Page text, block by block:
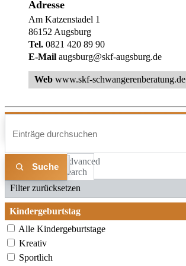
Adresse
Am Katzenstadel 1
86152 Augsburg
Tel. 0821 420 89 90
E-Mail augsburg@skf-augsburg.de
Web www.skf-schwangerenberatung.de
Advanced
Search
Liste Karte
Filter zurücksetzen
Kindergeburtstag
Alle Kindergeburtstage
Kreativ
Sportlich